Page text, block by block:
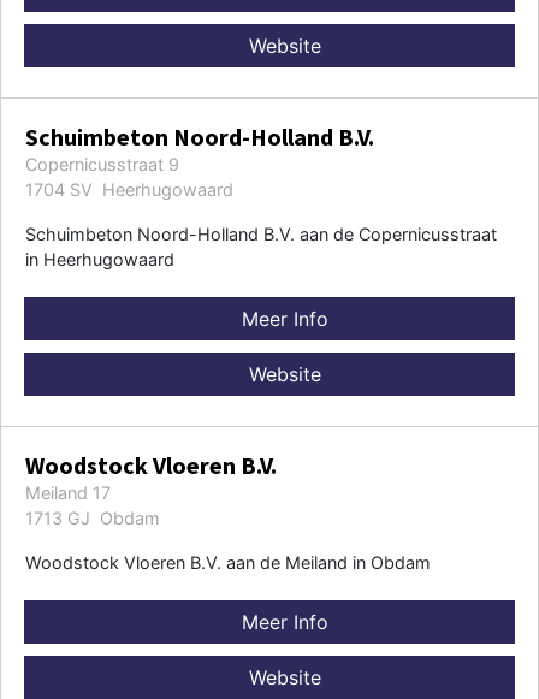
Website
Schuimbeton Noord-Holland B.V.
Copernicusstraat 9
1704 SV Heerhugowaard
Schuimbeton Noord-Holland B.V. aan de Copernicusstraat
in Heerhugowaard
Meer Info
Website
Woodstock Vloeren B.V.
Meiland 17
1713 GJ Obdam
Woodstock Vloeren B.V. aan de Meiland in Obdam
Meer Info
Website